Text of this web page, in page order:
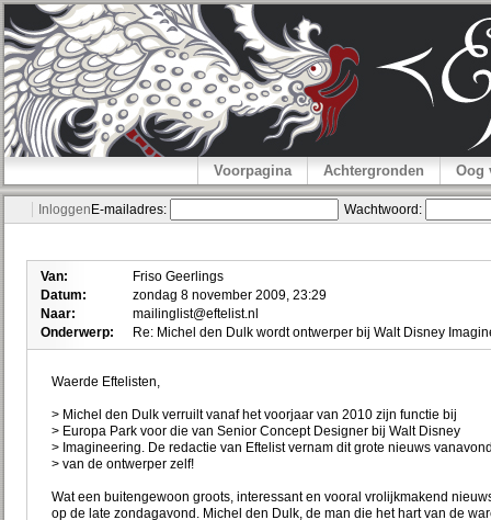
Voorpagina Achtergronden Oog
Inloggen E-mailadres: Wachtwoord:
Van:
Friso Geerlings
Datum:
zondag 8 november 2009, 23:29
Naar:
mailinglist@eftelist.nl
Onderwerp:
Re: Michel den Dulk wordt ontwerper bij Walt Disney
Waerde Eftelisten,
> Michel den Dulk verruilt vanaf het voorjaar van 2010 zijn functie bij
> Europa Park voor die van Senior Concept Designer bij Walt Disney
> Imagineering. De redactie van Eftelist vernam dit grote nieuws
> van de ontwerper zelf!
Wat een buitengewoon groots, interessant en vooral vrolijkmakend
op de late zondagavond. Michel den Dulk, de man die het hart van de